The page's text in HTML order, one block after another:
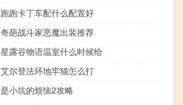
跑跑卡丁车配什么配置好
奇葩战斗家恶魔出装推荐
星露谷物语温室什么时候给
艾尔登法环地牢猫怎么打
是小坑的烦恼2攻略